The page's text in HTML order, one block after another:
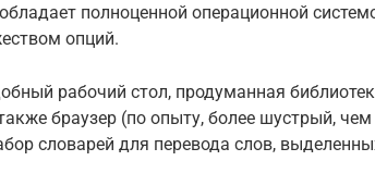
полноценной операционной
опций.
рабочий стол, продуманная
браузер (по опыту, более шустрый, чем
словарей для перевода слов,